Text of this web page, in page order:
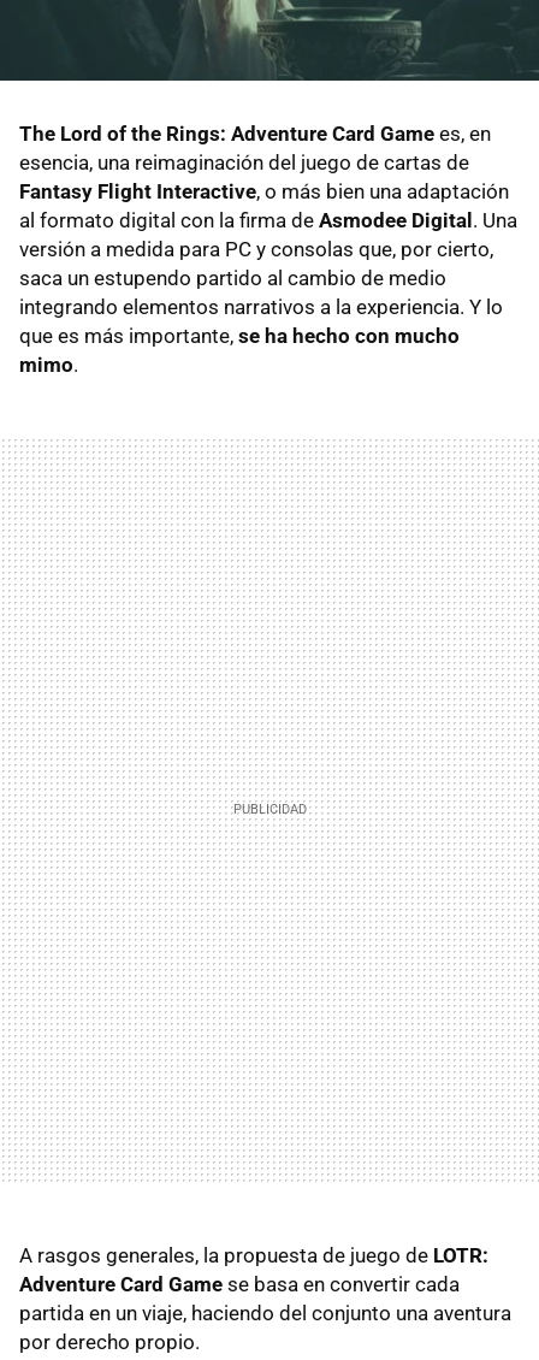
The Lord of the Rings: Adventure Card Game es, en
esencia, una reimaginación del juego de cartas de
Fantasy Flight Interactive, o más bien una adaptación
al formato digital con la firma de Asmodee Digital. Una
versión a medida para PC y consolas que, por cierto,
saca un estupendo partido al cambio de medio
integrando elementos narrativos a la experiencia. Y lo
que es más importante, se ha hecho con mucho
mimo.
A rasgos generales, la propuesta de juego de LOTR:
Adventure Card Game se basa en convertir cada
partida en un viaje, haciendo del conjunto una aventura
por derecho propio.